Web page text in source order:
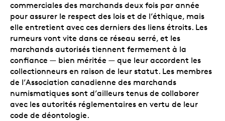
commerciales des marchands deux fois par année
pour assurer le respect des lois et de l’éthique, mais
elle entretient avec ces derniers des liens étroits. Les
rumeurs vont vite dans ce réseau serré, et les
marchands autorisés tiennent fermement à la
confiance — bien méritée — que leur accordent les
collectionneurs en raison de leur statut. Les membres
de l’Association canadienne des marchands
numismatiques sont d’ailleurs tenus de collaborer
avec les autorités réglementaires en vertu de leur
code de déontologie.